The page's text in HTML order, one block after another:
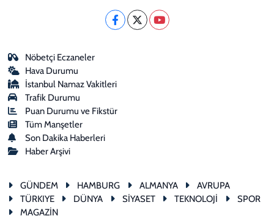
Nöbetçi Eczaneler
Hava Durumu
İstanbul Namaz Vakitleri
Trafik Durumu
Puan Durumu ve Fikstür
Tüm Manşetler
Son Dakika Haberleri
Haber Arşivi
GÜNDEM HAMBURG ALMANYA
AVRUPA
TÜRKIYE
DÜNYA SİYASET TEKNOLOJİ
SPOR
MAGAZİN